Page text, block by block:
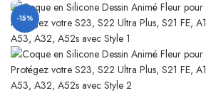
-15%